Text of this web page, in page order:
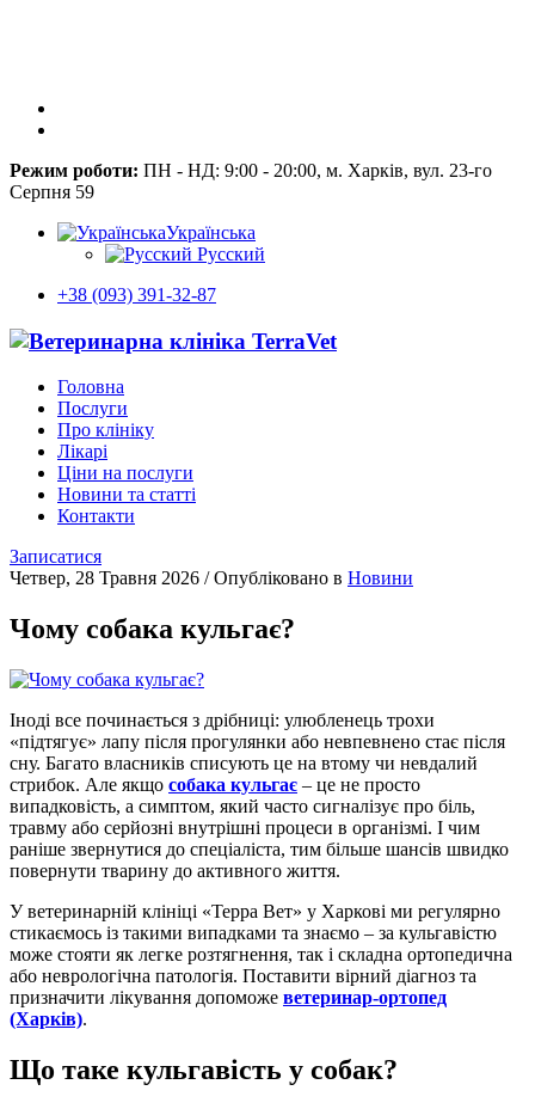
Режим роботи: ПН - НД: 9:00 - 20:00, м. Харків, вул. 23-го
Серпня 59
Українська
Русский
+38 (093) 391-32-87
Головна
Послуги
Про клініку
Лікарі
Ціни на послуги
Новини та статті
Контакти
Записатися
Четвер, 28 Травня 2026 /Опубліковано в Новини
Чому собака кульгає?
Іноді все починається з дрібниці: улюбленець трохи
«підтягує» лапу після прогулянки або невпевнено стає після
сну. Багато власників списують це на втому чи невдалий
стрибок. Але якщо собака кульгає – це не просто
випадковість, а симптом, який часто сигналізує про біль,
травму або серйозні внутрішні процеси в організмі. І чим
раніше звернутися до спеціаліста, тим більше шансів швидко
повернути тварину до активного життя.
У ветеринарній клініці «Терра Вет» у Харкові ми регулярно
стикаємось із такими випадками та знаємо – за кульгавістю
може стояти як легке розтягнення, так і складна ортопедична
або неврологічна патологія. Поставити вірний діагноз та
призначити лікування допоможе ветеринар-ортопед
(Харків).
Що таке кульгавість у собак?